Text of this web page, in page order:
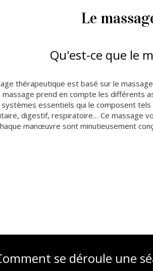
Le
Qu'est-ce que le
thérapeutique est basé sur le
massage prend en compte les différents
essentiels qui le composent
digestif, respiratoire… Ce massage
manœuvre sont minutieusement
se déroule une